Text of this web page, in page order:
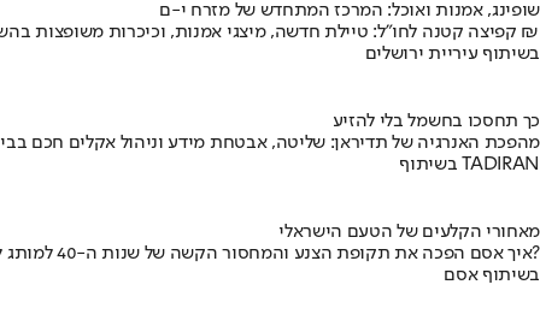
שופינג, אמנות ואוכל: המרכז המתחדש של מזרח י-ם
קפיצה קטנה לחו"ל: טיילת חדשה, מיצגי אמנות, וכיכרות משופצות בהשקעה של 100 מיליון ₪
בשיתוף עיריית ירושלים
כך תחסכו בחשמל בלי להזיע
מהפכת האנרגיה של תדיראן: שליטה, אבטחת מידע וניהול אקלים חכם
בשיתוף TADIRAN
מאחורי הקלעים של הטעם הישראלי
איך אסם הפכה את תקופת הצנע והמחסור הקשה של שנות ה-40 למותג לאומי?
בשיתוף אסם